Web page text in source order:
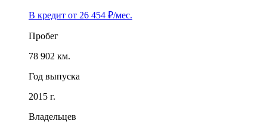
В кредит от 26 454 ₽/мес.
Пробег
78 902 км.
Год выпуска
2015 г.
Владельцев